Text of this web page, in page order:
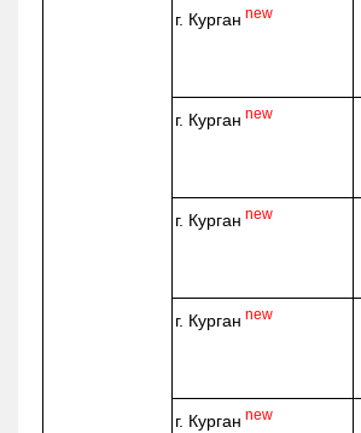
г. Курган new
г. Курган new
г. Курган new
г. Курган new
г. Курган new